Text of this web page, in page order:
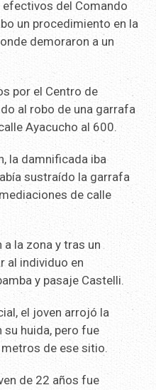
efectivos del Comando
un procedimiento en la
demoraron a un
por el Centro de
al robo de una garrafa
Ayacucho al 600.
la damnificada iba
sustraído la garrafa
de calle
la zona y tras un
al individuo en
y pasaje Castelli.
el joven arrojó la
huida, pero fue
de ese sitio.
de 22 años fue